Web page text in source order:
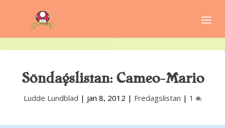
Söndagslistan: Cameo-Mario
Ludde Lundblad | jan 8, 2012 | Fredagslistan | 1